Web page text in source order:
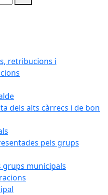
retribucions i
dels alts càrrecs i de bon
pels grups
grups municipals